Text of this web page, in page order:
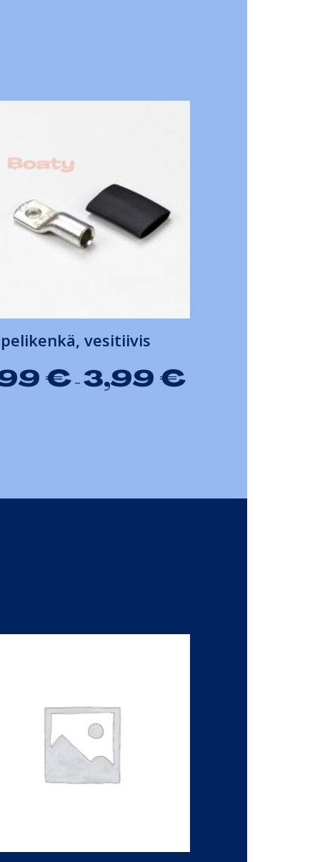
vesitiivis
€ – 3,99 €